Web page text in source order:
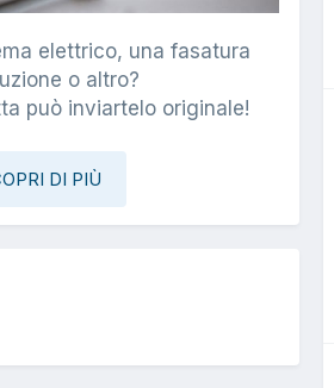
elettrico, una fasatura
o altro?
può inviartelo originale!
DI PIÙ